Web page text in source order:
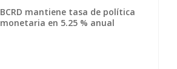
BCRD mantiene tasa de política
monetaria en 5.25 % anual